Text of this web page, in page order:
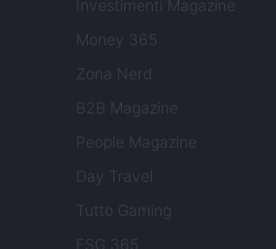
Investimenti Magazine
Money 365
Zona Nerd
B2B Magazine
People Magazine
Day Travel
Tutto Gaming
ESG 365